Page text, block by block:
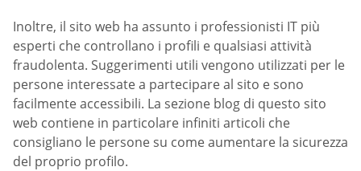
Inoltre, il sito web ha assunto i professionisti IT più
esperti che controllano i profili e qualsiasi attività
fraudolenta. Suggerimenti utili vengono utilizzati per le
persone interessate a partecipare al sito e sono
facilmente accessibili. La sezione blog di questo sito
web contiene in particolare infiniti articoli che
consigliano le persone su come aumentare la sicurezza
del proprio profilo.